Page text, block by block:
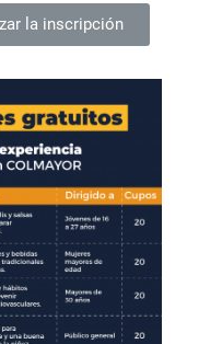
la inscripción